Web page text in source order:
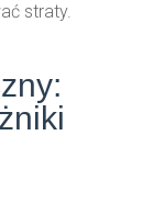
straty.